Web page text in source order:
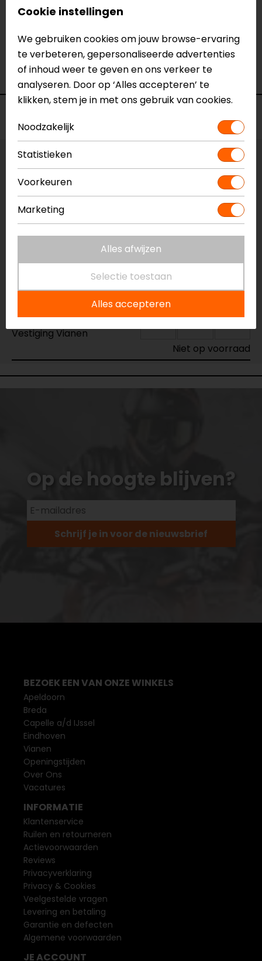
Model
90507
Merk
Lampa
Kleur
Zwart
Vestiging Apeldoorn
Niet op voorraad
Vestiging Capelle a/d IJssel
Vestiging Eindhoven
Niet op voorraad
Vestiging Vianen
Niet op voorraad
Op de hoogte blijven?
Schrijf je in voor de nieuwsbrief
Cookie instellingen
We gebruiken cookies om jouw browse-ervaring
te verbeteren, gepersonaliseerde advertenties
of inhoud weer te geven en ons verkeer te
analyseren. Door op ‘Alles accepteren’ te
klikken, stem je in met ons gebruik van cookies.
Noodzakelijk
Statistieken
Voorkeuren
Marketing
Alles afwijzen
Selectie toestaan
Alles accepteren
BEZOEK EEN VAN ONZE WINKELS
Apeldoorn
Breda
Capelle a/d IJssel
Eindhoven
Vianen
Openingstijden
Over Ons
Vacatures
INFORMATIE
Klantenservice
Ruilen en retourneren
Actievoorwaarden
Reviews
Privacyverklaring
Privacy & Cookies
Veelgestelde vragen
Levering en betaling
Garantie en defecten
Algemene voorwaarden
JE ACCOUNT